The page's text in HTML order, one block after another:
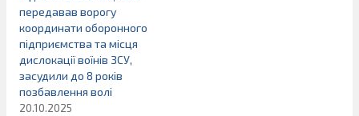
передавав ворогу
координати оборонного
підприємства та місця
дислокації воїнів ЗСУ,
засудили до 8 років
позбавлення волі
20.10.2025